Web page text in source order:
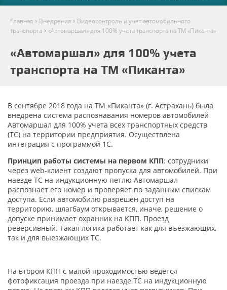
Главная › Внедрения › Видеоконтроль и учет автомобильного
транспорта › «Автомаршал» для 100% учета транспорта на ТМ «Пиканта»
«Автомаршал» для 100% учета
транспорта на ТМ «Пиканта»
В сентябре 2018 года на ТМ «Пиканта» (г. Астрахань) была
внедрена система распознавания номеров автомобилей
Автомаршал для 100% учета всех транспортных средств
(ТС) на территории предприятия. Осуществлена
интеграция с программой 1С.
Принцип работы системы на первом КПП: сотрудники
через web-клиент создают пропуска для автомобилей. При
наезде ТС на индукционную петлю Автомаршал
распознает его номер и проверяет по заданным спискам
доступа. Если автомобилю разрешен доступ на
территорию, шлагбаум открывается, иначе, решение о
допуске принимает охранник на КПП. Проезд
реверсивный. Такая логика работает как для въезжающих,
так и для выезжающих ТС.
На втором КПП с малой проходимостью ведется
фотофиксация проезда при наезде ТС на индукционную